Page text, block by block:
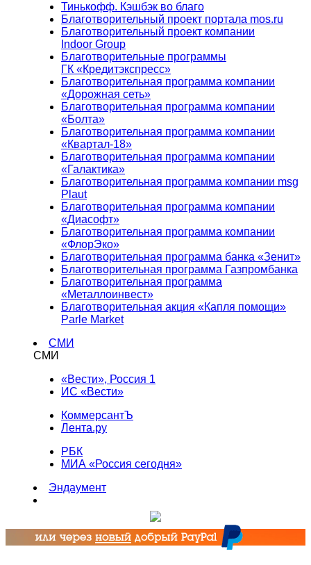
Тинькофф. Кэшбэк во благо
Благотворительный проект портала mos.ru
Благотворительный проект компании
Indoor Group
Благотворительные программы
ГК «Кредитэкспресс»
Благотворительная программа компании
«Дорожная сеть»
Благотворительная программа компании
«Болта»
Благотворительная программа компании
«Квартал-18»
Благотворительная программа компании
«Галактика»
Благотворительная программа компании msg
Plaut
Благотворительная программа компании
«Диасофт»
Благотворительная программа компании
«ФлорЭко»
Благотворительная программа банка «Зенит»
Благотворительная программа Газпромбанка
Благотворительная программа
«Металлоинвест»
Благотворительная акция «Капля помощи»
Parle Market
СМИ
СМИ
«Вести», Россия 1
ИС «Вести»
КоммерсантЪ
Лента.ру
РБК
МИА «Россия сегодня»
Эндаумент